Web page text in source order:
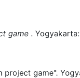
game . Yogyakarta:
project game".